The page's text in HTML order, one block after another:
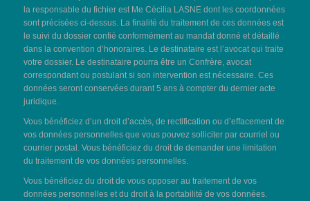
la responsable du fichier est Me Cécilia LASNE dont les coordonnées
sont précisées ci-dessus. La finalité du traitement de ces données est
le suivi du dossier confié conformément au mandat donné et détaillé
dans la convention d’honoraires. Le destinataire est l’avocat qui traite
votre dossier. Le destinataire pourra être un Confrère, avocat
correspondant ou postulant si son intervention est nécessaire. Ces
données seront conservées durant 5 ans à compter du dernier acte
juridique.
Vous bénéficiez d’un droit d’accès, de rectification ou d’effacement de
vos données personnelles que vous pouvez solliciter par courriel ou
courrier postal. Vous bénéficiez du droit de demander une limitation
du traitement de vos données personnelles.
Vous bénéficiez du droit de vous opposer au traitement de vos
données personnelles et du droit à la portabilité de vos données.